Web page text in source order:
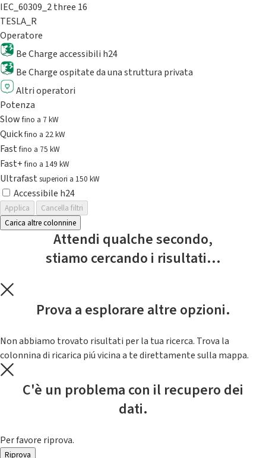
IEC_60309_2 three 16
TESLA_R
Operatore
Be Charge accessibili h24
Be Charge ospitate da una struttura privata
Altri operatori
Potenza
Slowfino a 7 kW
Quickfino a 22 kW
Fastfino a 75 kW
Fast+fino a 149 kW
Ultrafast superiori a 150 kW
Accessibile h24
Applica
Cancella filtri
Carica altre colonnine
Attendi qualche secondo,
stiamo cercando i risultati...
Prova a esplorare altre opzioni.
Non abbiamo trovato risultati per la tua ricerca. Trova la
colonnina di ricarica piú vicina a te direttamente sulla mappa.
C'è un problema con il recupero dei
dati.
Per favore riprova.
Riprova